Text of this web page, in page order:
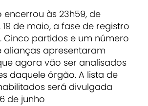
encerrou às 23h59, de
de maio, a fase de registro
Cinco partidos e um número
alianças apresentaram
agora vão ser analisados
daquele órgão. A lista de
será divulgada
de junho